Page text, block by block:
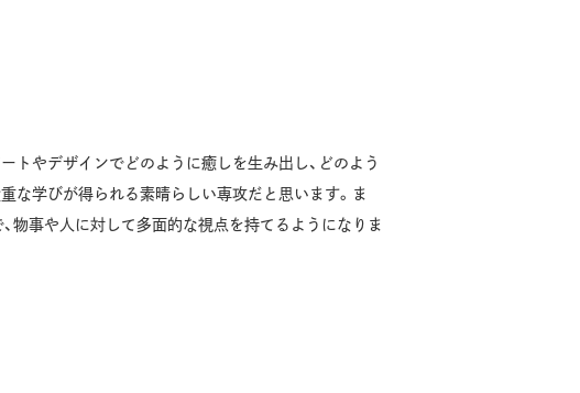
トやデザインでどのように癒しを生み出し、どのよう
な学びが得られる素晴らしい専攻だと思います。ま
物事や人に対して多面的な視点を持てるようになりま